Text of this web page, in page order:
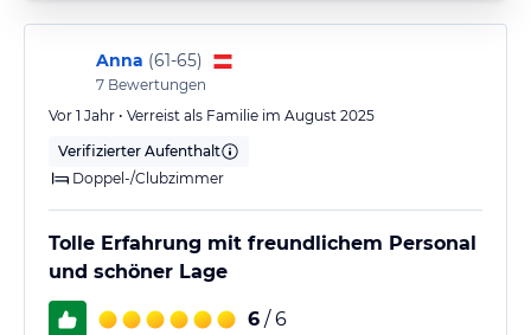
Anna (61-65)
7 Bewertungen
Vor 1 Jahr • Verreist als Familie im August 2025
Verifizierter Aufenthalt
Doppel-/Clubzimmer
Tolle Erfahrung mit freundlichem Personal
und schöner Lage
6 / 6